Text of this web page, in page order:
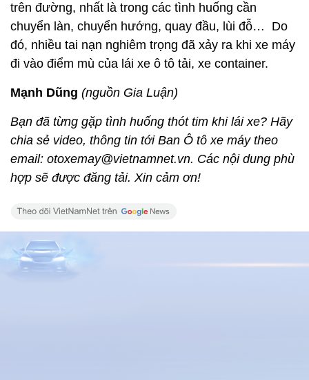
trên đường, nhất là trong các tình huống cần
chuyển làn, chuyển hướng, quay đầu, lùi đỗ… Do
đó, nhiều tai nạn nghiêm trọng đã xảy ra khi xe máy
đi vào điểm mù của lái xe ô tô tải, xe container.
Mạnh Dũng (nguồn Gia Luận)
Bạn đã từng gặp tình huống thót tim khi lái xe? Hãy
chia sẻ video, thông tin tới Ban Ô tô xe máy theo
email: otoxemay@vietnamnet.vn. Các nội dung phù
hợp sẽ được đăng tải. Xin cảm ơn!